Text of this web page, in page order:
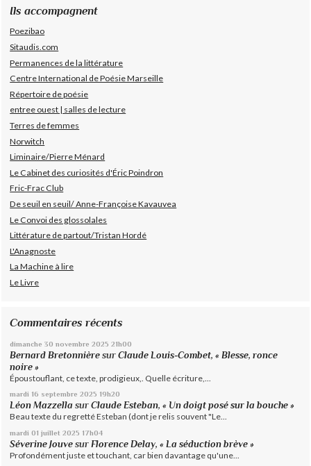
Ils accompagnent
Poezibao
Sitaudis.com
Permanences de la littérature
Centre International de Poésie Marseille
Répertoire de poésie
entree ouest | salles de lecture
Terres de femmes
Norwitch
Liminaire/Pierre Ménard
Le Cabinet des curiosités d'Éric Poindron
Fric-Frac Club
De seuil en seuil/ Anne-Françoise Kavauvea
Le Convoi des glossolales
Littérature de partout/Tristan Hordé
L'Anagnoste
La Machine à lire
Le Livre
Commentaires récents
dimanche 30 novembre 2025 21h00
Bernard Bretonnière surClaude Louis-Combet, « Blesse, ronce
noire »
Époustouflant, ce texte, prodigieux,. Quelle écriture,...
mardi 16 septembre 2025 19h20
Léon Mazzella surClaude Esteban, « Un doigt posé sur la bouche »
Beau texte du regretté Esteban (dont je relis souvent "Le...
mardi 01 juillet 2025 17h04
Séverine Jouve surFlorence Delay, « La séduction brève »
Profondément juste et touchant, car bien davantage qu'une...